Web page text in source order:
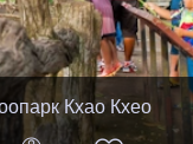
Кхао Кхео